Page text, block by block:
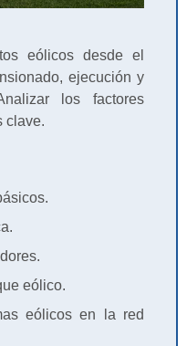
eólicos desde el
ejecución y
los factores
clave.
eólico.
eólicos en la red